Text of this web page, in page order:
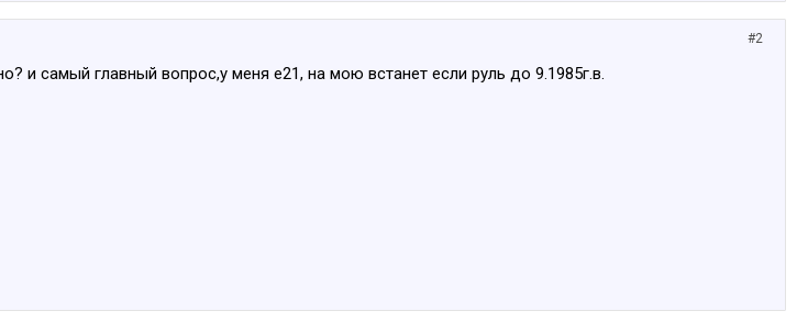
#2
и самый главный вопрос,у меня е21, на мою встанет если руль до 9.1985г.в.